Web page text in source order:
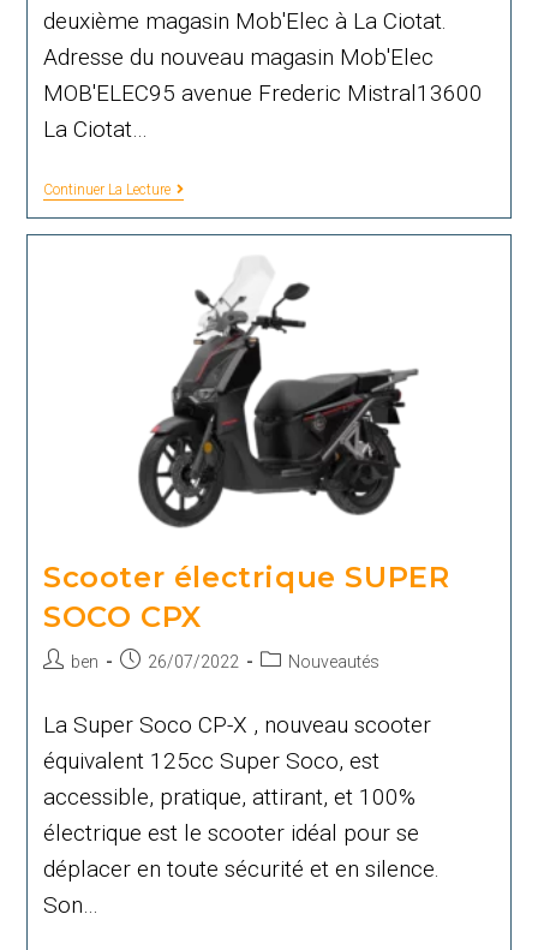
deuxième magasin Mob'Elec à La Ciotat.
Adresse du nouveau magasin Mob'Elec
MOB'ELEC95 avenue Frederic Mistral13600
La Ciotat…
Continuer La LectureOuverture
Mob’Elec
Ciotat
Scooter électrique SUPER
SOCO CPX
Auteur/autrice
publication :
ben
Publication
26/07/2022
PostNouveautés
La Super Soco CP-X , nouveau scooter
équivalent 125cc Super Soco, est
accessible, pratique, attirant, et 100%
électrique est le scooter idéal pour se
déplacer en toute sécurité et en silence.
Son…